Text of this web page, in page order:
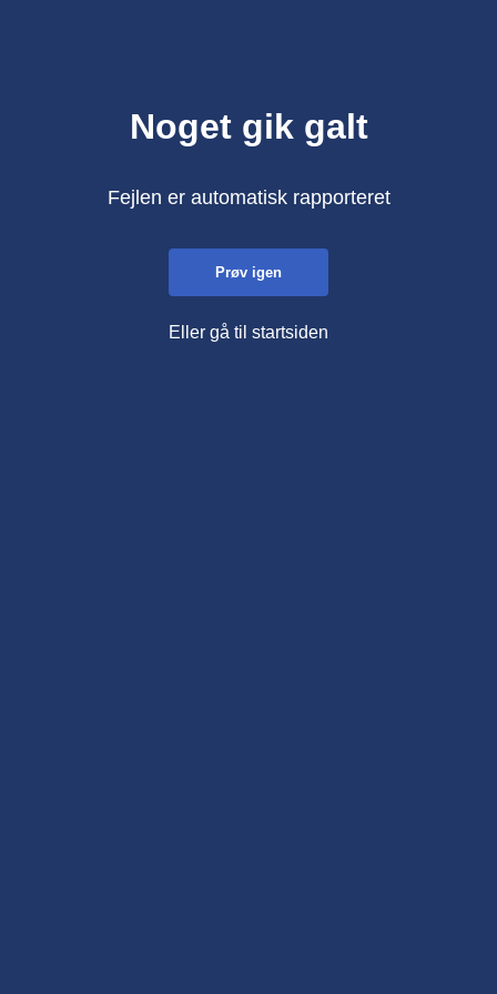
Noget gik galt
Fejlen er automatisk rapporteret
Prøv igen
Eller gå til startsiden